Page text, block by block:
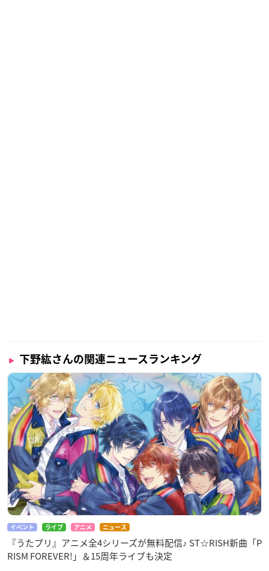
下野紘さんの関連ニュースランキング
イベント ライブ アニメ ニュース
『うたプリ』アニメ全4シリーズが無料配信♪ ST☆RISH新曲「P
RISM FOREVER!」＆15周年ライブも決定